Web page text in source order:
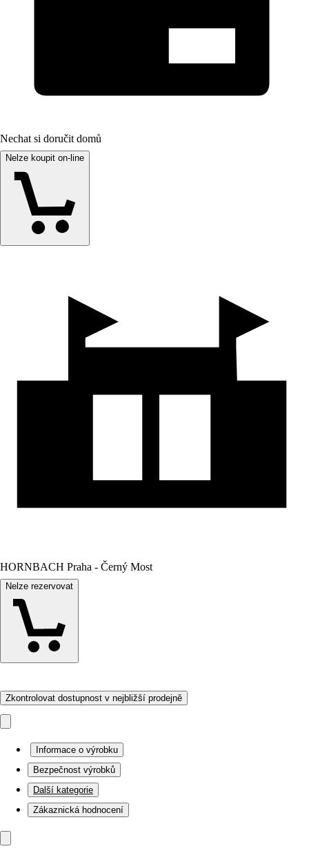
Nechat si doručit domů
Nelze koupit on-line
HORNBACH Praha - Černý Most
Nelze rezervovat
Zkontrolovat dostupnost v nejbližší prodejně
Informace o výrobku
Bezpečnost výrobků
Další kategorie
Zákaznická hodnocení